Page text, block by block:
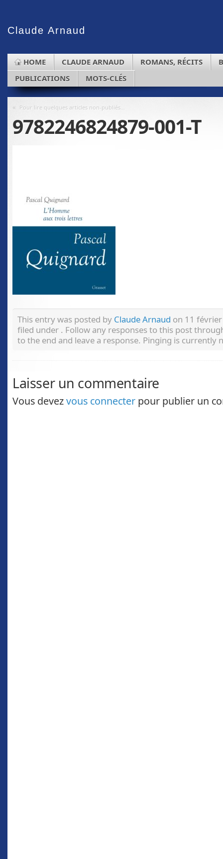
Claude Arnaud
HOME CLAUDE ARNAUD ROMANS, RÉCITS
PUBLICATIONS
MOTS-CLÉS
« Pour lire quelques articles non-publiés…
9782246824879-001-T
This entry was posted by Claude Arnaud on 11
filed under . Follow any responses to this post
to the end and leave a response. Pinging is currently
Laisser un commentaire
Vous devezvous connecter pour publier un